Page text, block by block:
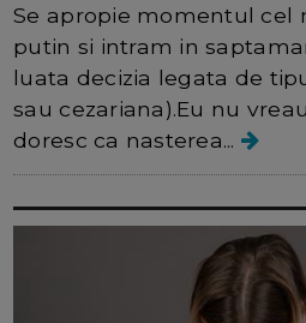
Se apropie momentul cel
putin si intram in
luata decizia legata de
sau cezariana).Eu nu
doresc ca nasterea...